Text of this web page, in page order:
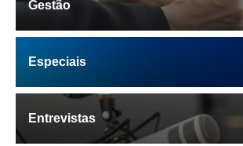
Gestão
Especiais
Entrevistas